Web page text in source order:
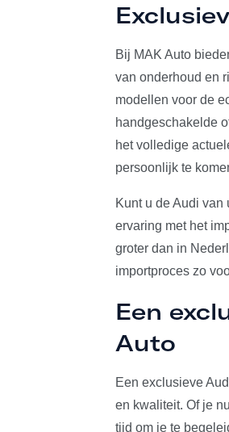
Bij MAK Auto
van onderhoud en
modellen voor de
handgeschakelde
het volledige
persoonlijk te
Kunt u de Audi
ervaring met het
groter dan in
importproces zo
Een
Auto
Een exclusieve
en kwaliteit. Of je
tijd om je te